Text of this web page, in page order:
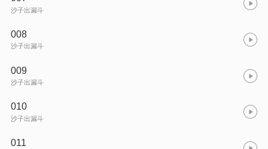
沙子出漏斗
008
沙子出漏斗
009
沙子出漏斗
010
沙子出漏斗
011